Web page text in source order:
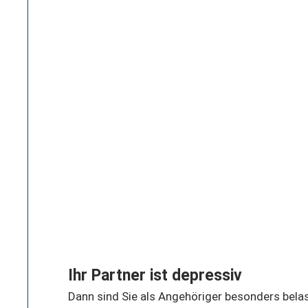
Ihr Partner ist depressiv
Dann sind Sie als Angehöriger besonders